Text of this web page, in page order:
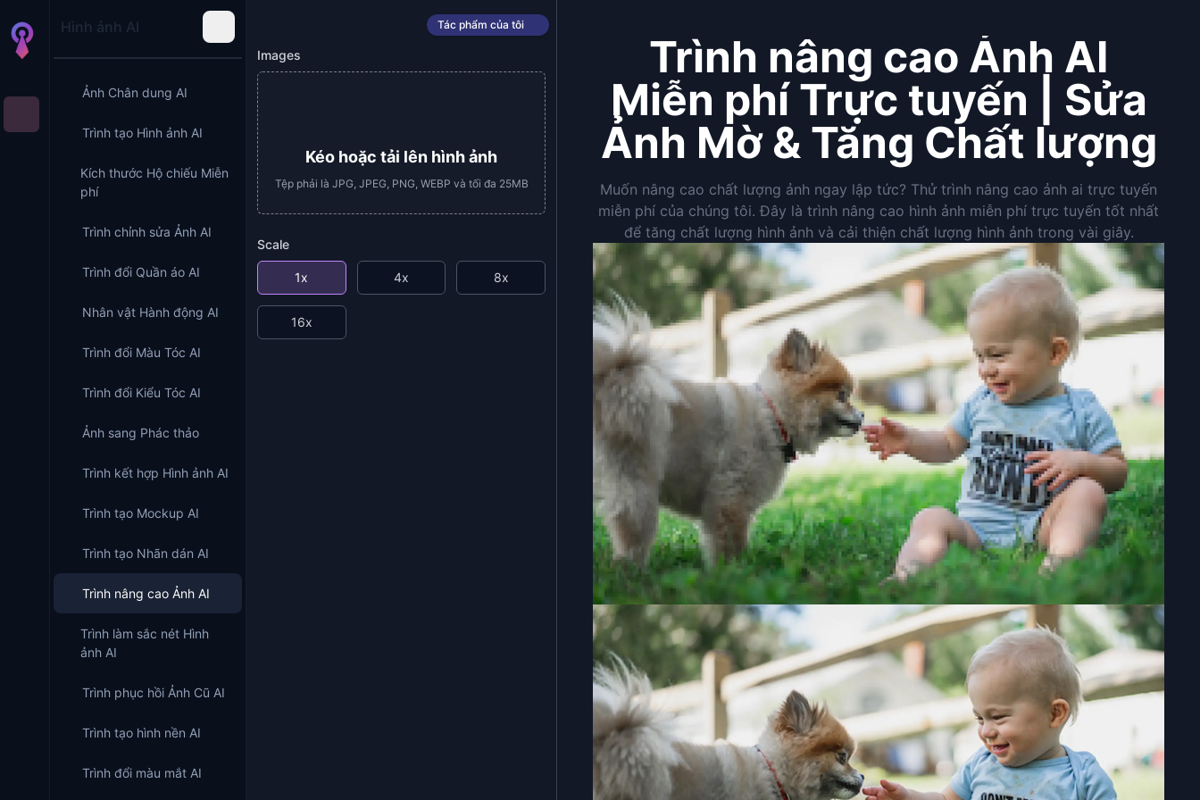
Hình ảnh AI
Ảnh Chân dung AI
Trình tạo Hình ảnh AI
Kích thước Hộ chiếu Miễn
phí
Trình chỉnh sửa Ảnh AI
Trình đổi Quần áo AI
Nhân vật Hành động AI
Trình đổi Màu Tóc AI
Trình đổi Kiểu Tóc AI
Ảnh sang Phác thảo
Trình kết hợp Hình ảnh AI
Trình tạo Mockup AI
Trình tạo Nhãn dán AI
Trình nâng cao Ảnh AI
Trình làm sắc nét Hình
ảnh AI
Trình phục hồi Ảnh Cũ AI
Trình tạo hình nền AI
Trình đổi màu mắt AI
Tác phẩm của tôi
Images
Kéo hoặc tải lên hình ảnh
Tệp phải là JPG, JPEG, PNG, WEBP và tối đa 25MB
Scale
1x 4x 8x
16x
Trình nâng cao Ảnh AI
Miễn phí Trực tuyến | Sửa
Ảnh Mờ & Tăng Chất lượng
Muốn nâng cao chất lượng ảnh ngay lập tức? Thử trình nâng cao ảnh ai trực tuyến
miễn phí của chúng tôi. Đây là trình nâng cao hình ảnh miễn phí trực tuyến tốt nhất
để tăng chất lượng hình ảnh và cải thiện chất lượng hình ảnh trong vài giây.